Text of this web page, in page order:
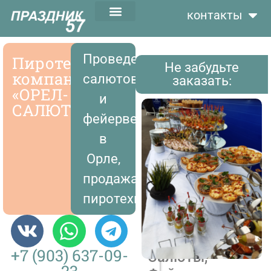
контакты
Пиротехническая
компания
«ОРЕЛ-
САЛЮТ»
Проведение
салютов
и
фейерверков
в
Орле,
продажа
пиротехники.
+7 (903) 637-09-
—
Салюты,
Не забудьте
заказать: